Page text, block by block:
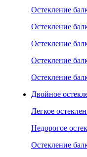
Остекление
Остекление
Остекление
Остекление
Остекление
Двойное
Легкое
Недорогое
Остекление